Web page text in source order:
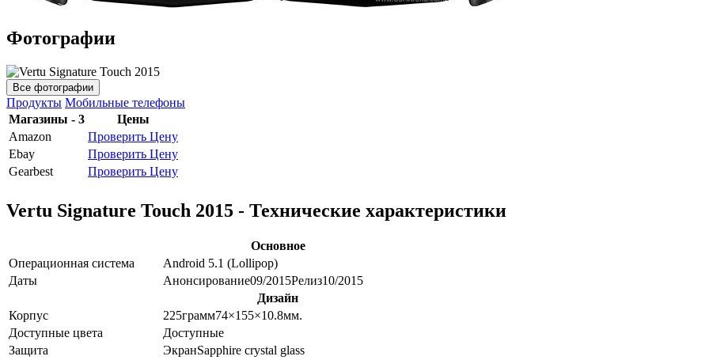
Фотографии
Все фотографии
Продукты Мобильные телефоны
Магазины - 3
Цены
Amazon
Проверить Цену
Ebay
Проверить Цену
Gearbest
Проверить Цену
Vertu Signature Touch 2015 - Технические характеристики
Основное
Операционная система
Android 5.1 (Lollipop)
Даты
Анонсирование09/2015Релиз10/2015
Дизайн
Корпус
225грамм74×155×10.8мм.
Доступные цвета
Доступные
Защита
ЭкранSapphire crystal glass